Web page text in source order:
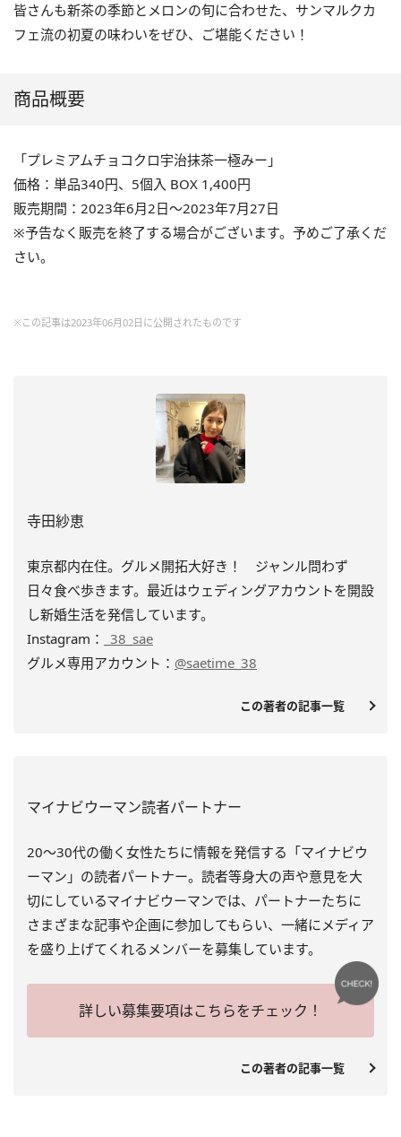
皆さんも新茶の季節とメロンの旬に合わせた、サンマルクカ
フェ流の初夏の味わいをぜひ、ご堪能ください！
商品概要
「プレミアムチョコクロ宇治抹茶一極みー」
価格：単品340円、5個入 BOX 1,400円
販売期間：2023年6月2日～2023年7月27日
※予告なく販売を終了する場合がございます。予めご了承くだ
さい。
※この記事は2023年06月02日に公開されたものです
寺田紗恵
東京都内在住。グルメ開拓大好き！ ジャンル問わず
日々食べ歩きます。最近はウェディングアカウントを開設
し新婚生活を発信しています。
Instagram：
_38_sae
グルメ専用アカウント： @saetime_38
この著者の記事一覧
マイナビウーマン読者パートナー
20～30代の働く女性たちに情報を発信する「マイナビウ
ーマン」の読者パートナー。読者等身大の声や意見を大
切にしているマイナビウーマンでは、パートナーたちに
さまざまな記事や企画に参加してもらい、一緒にメディア
を盛り上げてくれるメンバーを募集しています。
詳しい募集要項はこちらをチェック！
この著者の記事一覧